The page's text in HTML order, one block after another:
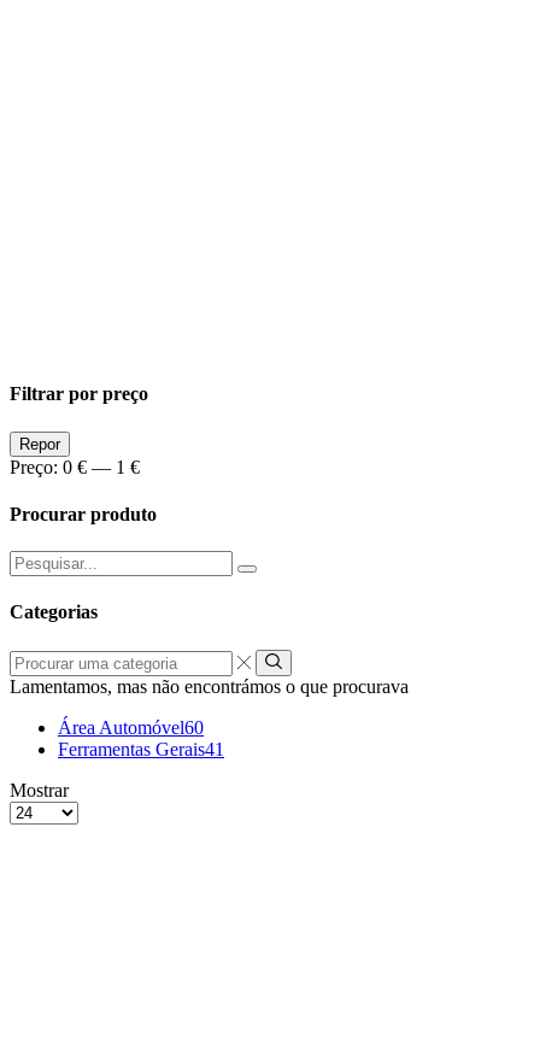
Filtrar por preço
Preço
Min
Preço
Max
Repor
Preço: 0 € — 1 €
Procurar produto
Pesquisar
por:
Categorias
uma
categoria
Lamentamos, mas não encontrámos o que procurava
Área Automóvel60
Ferramentas Gerais41
grelha
de
Lista
Mostrar
Produtos